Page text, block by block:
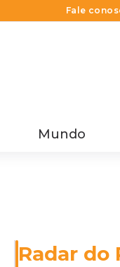
Fale
Mundo
Radar do